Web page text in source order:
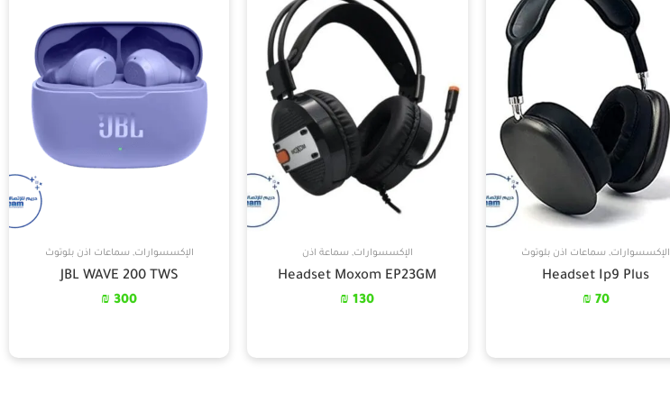
الإكسسوارات, سماعات اذن بلوتوث
Headset Ip9 Plus
70
₪
الإكسسوارات, سماعة اذن
Headset Moxom EP23GM
130
₪
الإكسسوارات, سماعات اذن بلوتوث
JBL WAVE 200 TWS
300
₪